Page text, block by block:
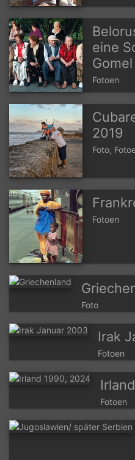
eine
Gomel
Fotoen
2019
Foto,
Fotoen
Foto
Irak
Fotoen
Fotoen